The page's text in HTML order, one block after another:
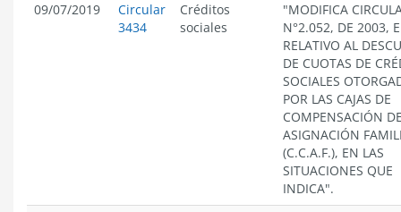
09/07/2019
Circular
3434
Créditos
sociales
"MODIFICA
N°2.052, DE 2003,
RELATIVO AL
DE CUOTAS DE
SOCIALES
POR LAS CAJAS DE
COMPENSACIÓN
ASIGNACIÓN
(C.C.A.F.), EN LAS
SITUACIONES QUE
INDICA".